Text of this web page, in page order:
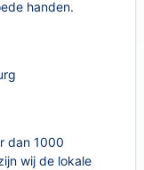
handen.
dan 1000
wij de lokale